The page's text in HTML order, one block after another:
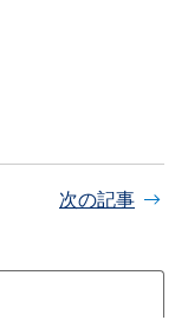
次の記事